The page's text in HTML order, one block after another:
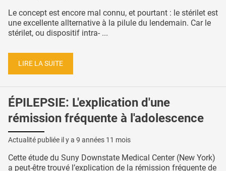
Le concept est encore mal connu, et pourtant : le stérilet est
une excellente allternative à la pilule du lendemain. Car le
stérilet, ou dispositif intra- ...
LIRE LA SUITE
ÉPILEPSIE: L'explication d'une
rémission fréquente à l'adolescence
Actualité publiée il y a 9 années 11 mois
Cette étude du Suny Downstate Medical Center (New York)
a peut-être trouvé l’explication de la rémission fréquente de